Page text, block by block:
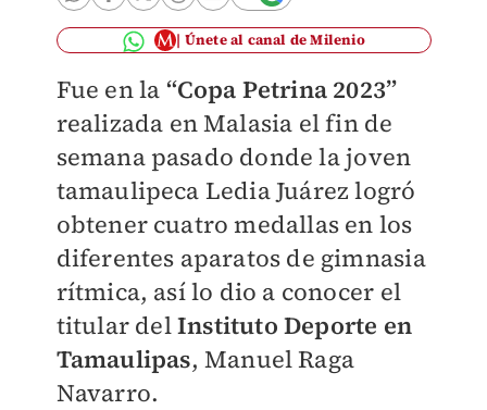
Únete al canal de Milenio
Fue en la “Copa Petrina 2023”
realizada en Malasia el fin de
semana pasado donde la joven
tamaulipeca Ledia Juárez logró
obtener cuatro medallas en los
diferentes aparatos de gimnasia
rítmica, así lo dio a conocer el
titular delInstituto Deporte en
Tamaulipas, Manuel Raga
Navarro.